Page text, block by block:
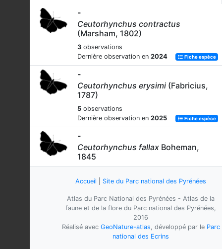
-
Ceutorhynchus contractus
(Marsham, 1802)
3 observations
Dernière observation en 2024 Fiche espèce
-
Ceutorhynchus erysimi (Fabricius,
1787)
5 observations
Dernière observation en 2025 Fiche espèce
-
Ceutorhynchus fallax Boheman,
1845
Dernière observation en2019 Fiche espèce
-
Ceutorhynchus fulvitarsisGougelet
& H. Brisout de Barneville, 1860
Dernière observation en
2024
Accueil Site du Parc national des Pyrénées
Atlas du Parc National des Pyrénées - Atlas de la
faune et de la flore du Parc national des Pyrénées,
2016
Réalisé avec GeoNature-atlas, développé par le Parc
national des Ecrins